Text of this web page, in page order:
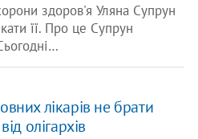
здоров'я Уляна Супрун
її. Про це Супрун
лікарів не брати
олігархів